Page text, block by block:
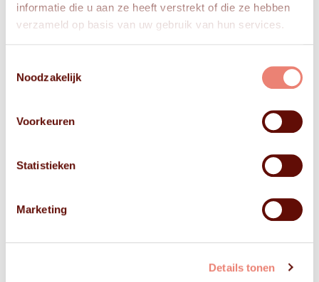
informatie die u aan ze heeft verstrekt of die ze hebben
verzameld op basis van uw gebruik van hun services.
Noodzakelijk
Voorkeuren
Statistieken
Marketing
Details tonen